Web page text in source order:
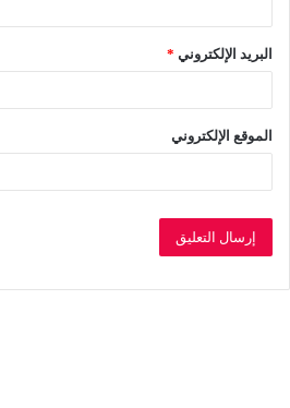
البريد الإلكتروني *
الموقع الإلكتروني